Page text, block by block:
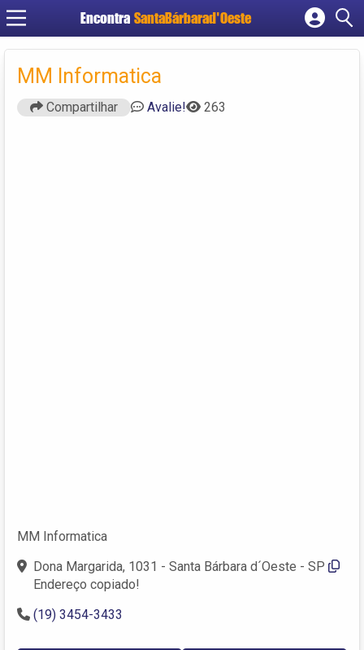
Encontra SantaBárbarad'Oeste
Cadastrar empresa
MM Informatica
Compartilhar Avalie! 263
MM Informatica
Dona Margarida, 1031 - Santa Bárbara d´Oeste - SP
Endereço copiado!
(19) 3454-3433